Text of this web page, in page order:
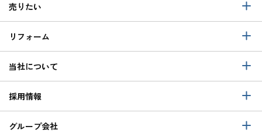
売りたい
リフォーム
当社について
採用情報
グループ会社